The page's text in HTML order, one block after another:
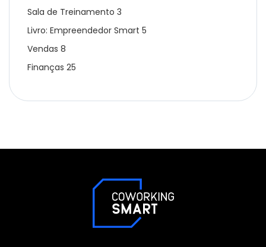
Sala de Treinamento 3
Livro: Empreendedor Smart 5
Vendas 8
Finanças 25